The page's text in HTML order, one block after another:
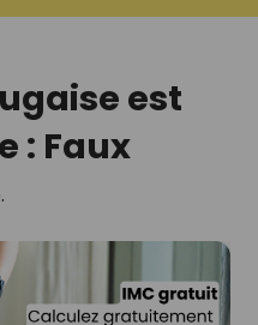
est
: Faux